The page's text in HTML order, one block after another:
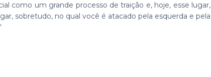
como um grande processo de traição e, hoje, esse lugar,
sobretudo, no qual você é atacado pela esquerda e pela